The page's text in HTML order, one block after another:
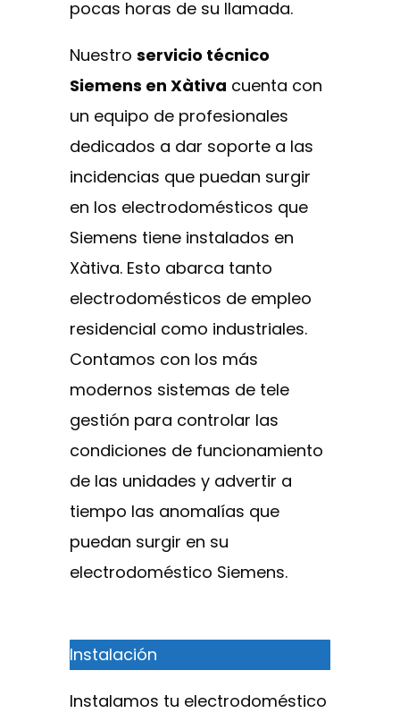
pocas horas de su llamada.
Nuestro servicio técnico
Siemens en Xàtiva cuenta con
un equipo de profesionales
dedicados a dar soporte a las
incidencias que puedan surgir
en los electrodomésticos que
Siemens tiene instalados en
Xàtiva. Esto abarca tanto
electrodomésticos de empleo
residencial como industriales.
Contamos con los más
modernos sistemas de tele
gestión para controlar las
condiciones de funcionamiento
de las unidades y advertir a
tiempo las anomalías que
puedan surgir en su
electrodoméstico Siemens.
Instalación
Instalamos tu electrodoméstico